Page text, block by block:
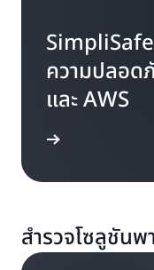
ความปลอด
และ AWS
สำรวจโซลูชัน